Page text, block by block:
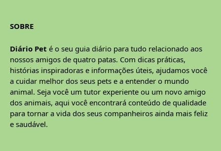
SOBRE
Diário Pet é o seu guia diário para tudo relacionado aos
nossos amigos de quatro patas. Com dicas práticas,
histórias inspiradoras e informações úteis, ajudamos você
a cuidar melhor dos seus pets e a entender o mundo
animal. Seja você um tutor experiente ou um novo amigo
dos animais, aqui você encontrará conteúdo de qualidade
para tornar a vida dos seus companheiros ainda mais feliz
e saudável.